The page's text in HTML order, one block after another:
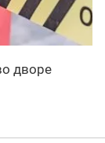
дворе